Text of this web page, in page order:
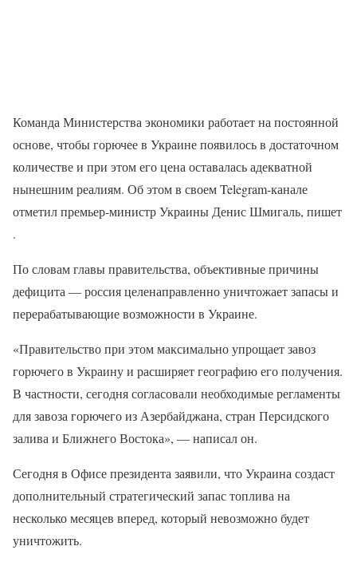
Команда Министерства экономики работает на постоянной
основе, чтобы горючее в Украине появилось в достаточном
количестве и при этом его цена оставалась адекватной
нынешним реалиям. Об этом в своем Telegram-канале
отметил премьер-министр Украины Денис Шмигаль, пишет
.
По словам главы правительства, объективные причины
дефицита — россия целенаправленно уничтожает запасы и
перерабатывающие возможности в Украине.
«Правительство при этом максимально упрощает завоз
горючего в Украину и расширяет географию его получения.
В частности, сегодня согласовали необходимые регламенты
для завоза горючего из Азербайджана, стран Персидского
залива и Ближнего Востока», — написал он.
Сегодня в Офисе президента заявили, что Украина создаст
дополнительный стратегический запас топлива на
несколько месяцев вперед, который невозможно будет
уничтожить.